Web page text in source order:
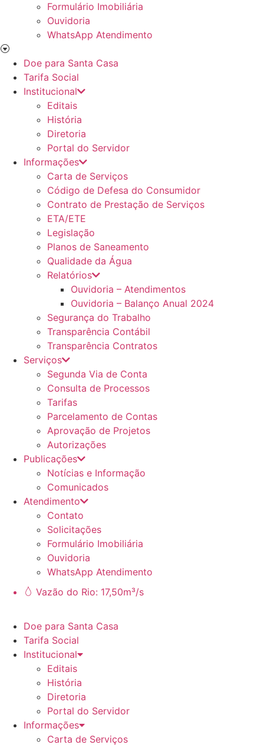
Formulário Imobiliária
Ouvidoria
WhatsApp Atendimento
Doe para Santa Casa
Tarifa Social
Institucional
Editais
História
Diretoria
Portal do Servidor
Informações
Carta de Serviços
Código de Defesa do Consumidor
Contrato de Prestação de Serviços
ETA/ETE
Legislação
Planos de Saneamento
Qualidade da Água
Relatórios
Ouvidoria – Atendimentos
Ouvidoria – Balanço Anual 2024
Segurança do Trabalho
Transparência Contábil
Transparência Contratos
Serviços
Segunda Via de Conta
Consulta de Processos
Tarifas
Parcelamento de Contas
Aprovação de Projetos
Autorizações
Publicações
Notícias e Informação
Comunicados
Atendimento
Contato
Solicitações
Formulário Imobiliária
Ouvidoria
WhatsApp Atendimento
Vazão do Rio: 17,50m³/s
Doe para Santa Casa
Tarifa Social
Institucional
Editais
História
Diretoria
Portal do Servidor
Informações
Carta de Serviços